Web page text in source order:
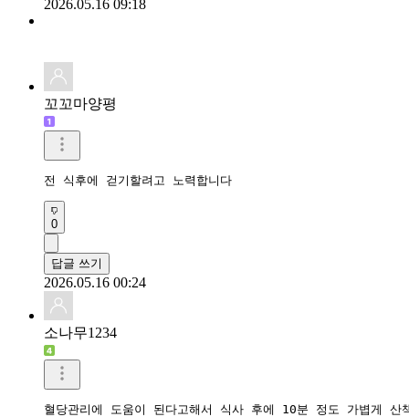
2026.05.16 09:18
꼬꼬마양평
전 식후에 걷기할려고 노력합니다
0
답글 쓰기
2026.05.16 00:24
소나무1234
혈당관리에 도움이 된다고해서 식사 후에 10분 정도 가볍게